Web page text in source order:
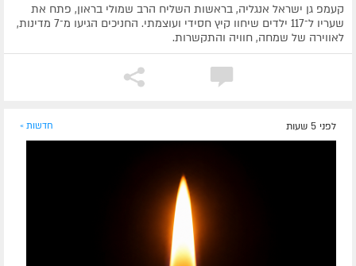
קעמפ גן ישראל אנגליה, בראשות השליח הרב שמולי בראון, פתח את
שעריו ל־117 ילדים שיחוו קיץ חסידי ועוצמתי. החניכים הגיעו מ־7 מדינות,
לאווירה של שמחה, חוויה והתקשרות.
לפני 5 שעות חדשות »